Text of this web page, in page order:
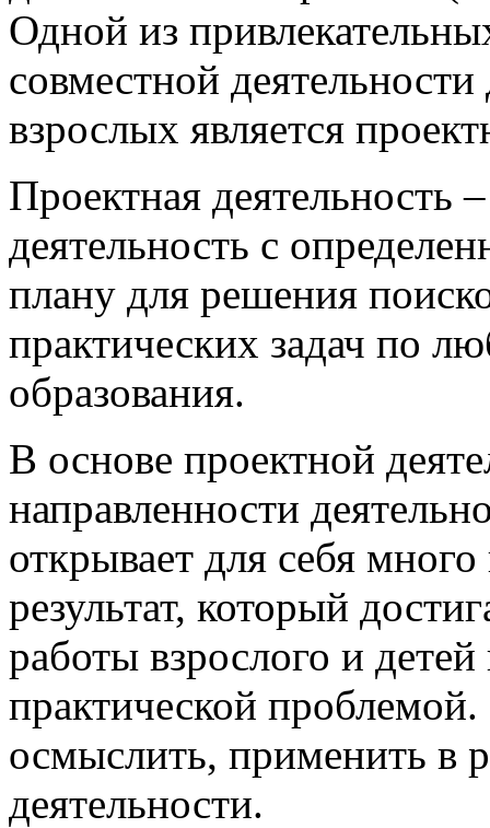
Одной из
совместной
взрослых является
Проектная деятельность
деятельность с
плану для решения
практических задач по
образования.
В основе проектной
направленности
открывает для себя
результат, который
работы взрослого и
практической
осмыслить, применить в
деятельности.